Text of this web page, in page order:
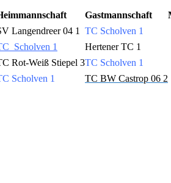
Gastmannschaft
Langendreer 04 1 TC Scholven 1
Scholven 1 Hertener TC 1
Rot-Weiß Stiepel 3TC Scholven 1
Scholven 1 TC BW Castrop 06 2